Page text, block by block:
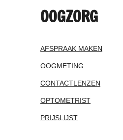
OOGZORG
AFSPRAAK MAKEN
OOGMETING
CONTACTLENZEN
OPTOMETRIST
PRIJSLIJST